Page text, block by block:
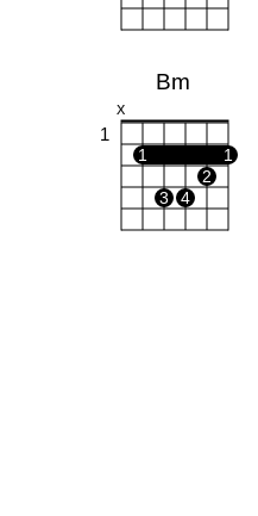
Bm
X
1
1
1
2
3
4